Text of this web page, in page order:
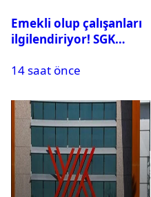
Emekli olup çalışanları
ilgilendiriyor! SGK
14 saat önce